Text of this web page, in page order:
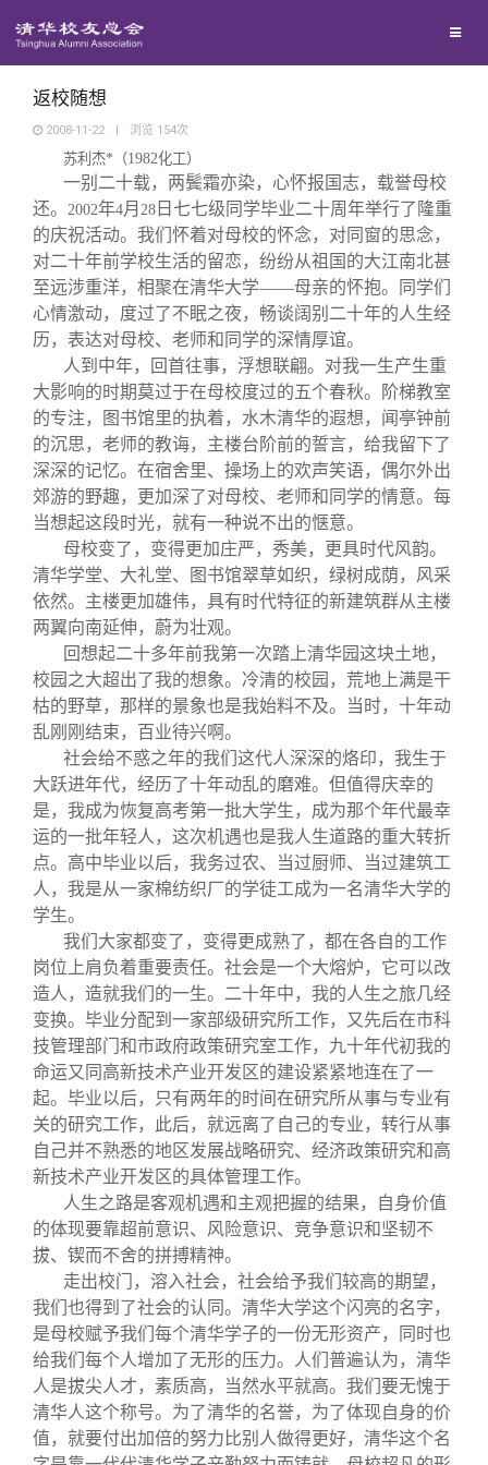
校友文苑
校友讲坛
校友视界
校友服务
终身学习
信息化服务
三创大赛
实用信息
校友总会
总会简介
会长致辞
总会章程
理事会名单
制度法规
联系我们
关闭
返校随想
2008-11-22 | 浏览 154次
苏利杰* （1982化工）
一别二十载，两鬓霜亦染，心怀报国志，载誉母校
还。 2002年4月 28 日七七级同学毕业二十周年举行了隆重
的庆祝活动。我们怀着对母校的怀念，对同窗的思念，
对二十年前学校生活的留恋，纷纷从祖国的大江南北甚
至远涉重洋，相聚在清华大学——母亲的怀抱。同学们
心情激动，度过了不眠之夜，畅谈阔别二十年的人生经
历，表达对母校、老师和同学的深情厚谊。
人到中年，回首往事，浮想联翩。对我一生产生重
大影响的时期莫过于在母校度过的五个春秋。阶梯教室
的专注，图书馆里的执着，水木清华的遐想，闻亭钟前
的沉思，老师的教诲，主楼台阶前的誓言，给我留下了
深深的记忆。在宿舍里、操场上的欢声笑语，偶尔外出
郊游的野趣，更加深了对母校、老师和同学的情意。每
当想起这段时光，就有一种说不出的惬意。
母校变了，变得更加庄严，秀美，更具时代风韵。
清华学堂、大礼堂、图书馆翠草如织，绿树成荫，风采
依然。主楼更加雄伟，具有时代特征的新建筑群从主楼
两翼向南延伸，蔚为壮观。
回想起二十多年前我第一次踏上清华园这块土地，
校园之大超出了我的想象。冷清的校园，荒地上满是干
枯的野草，那样的景象也是我始料不及。当时，十年动
乱刚刚结束，百业待兴啊。
社会给不惑之年的我们这代人深深的烙印，我生于
大跃进年代，经历了十年动乱的磨难。但值得庆幸的
是，我成为恢复高考第一批大学生，成为那个年代最幸
运的一批年轻人，这次机遇也是我人生道路的重大转折
点。高中毕业以后，我务过农、当过厨师、当过建筑工
人，我是从一家棉纺织厂的学徒工成为一名清华大学的
学生。
我们大家都变了，变得更成熟了，都在各自的工作
岗位上肩负着重要责任。社会是一个大熔炉，它可以改
造人，造就我们的一生。二十年中，我的人生之旅几经
变换。毕业分配到一家部级研究所工作，又先后在市科
技管理部门和市政府政策研究室工作，九十年代初我的
命运又同高新技术产业开发区的建设紧紧地连在了一
起。毕业以后，只有两年的时间在研究所从事与专业有
关的研究工作，此后，就远离了自己的专业，转行从事
自己并不熟悉的地区发展战略研究、经济政策研究和高
新技术产业开发区的具体管理工作。
人生之路是客观机遇和主观把握的结果，自身价值
的体现要靠超前意识、风险意识、竞争意识和坚韧不
拔、锲而不舍的拼搏精神。
走出校门，溶入社会，社会给予我们较高的期望，
我们也得到了社会的认同。清华大学这个闪亮的名字，
是母校赋予我们每个清华学子的一份无形资产，同时也
给我们每个人增加了无形的压力。人们普遍认为，清华
人是拔尖人才，素质高，当然水平就高。我们要无愧于
清华人这个称号。为了清华的名誉，为了体现自身的价
值，就要付出加倍的努力比别人做得更好，清华这个名